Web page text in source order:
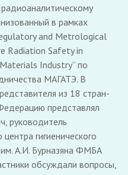
в рамках
and Metrological
Radiation Safety in
Industry” по
МАГАТЭ. В
из 18 стран-
представлял
руководитель
гигиенического
А.И. Бурназяна ФМБА
обсуждали вопросы,